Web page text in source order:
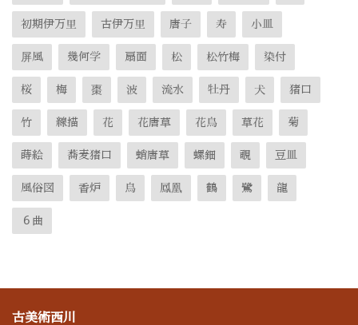
初期伊万里 古伊万里 唐子 寿 小皿
屏風 幾何学 扇面 松 松竹梅 染付
桜 梅 棗 波 流水 牡丹 犬 猪口
竹 線描 花 花唐草 花鳥 草花 菊
蒔絵 蕎麦猪口 蛸唐草 螺鈿 覗 豆皿
風俗図 香炉 鳥 鳳凰 鶴 鷺 龍
６曲
古美術西川